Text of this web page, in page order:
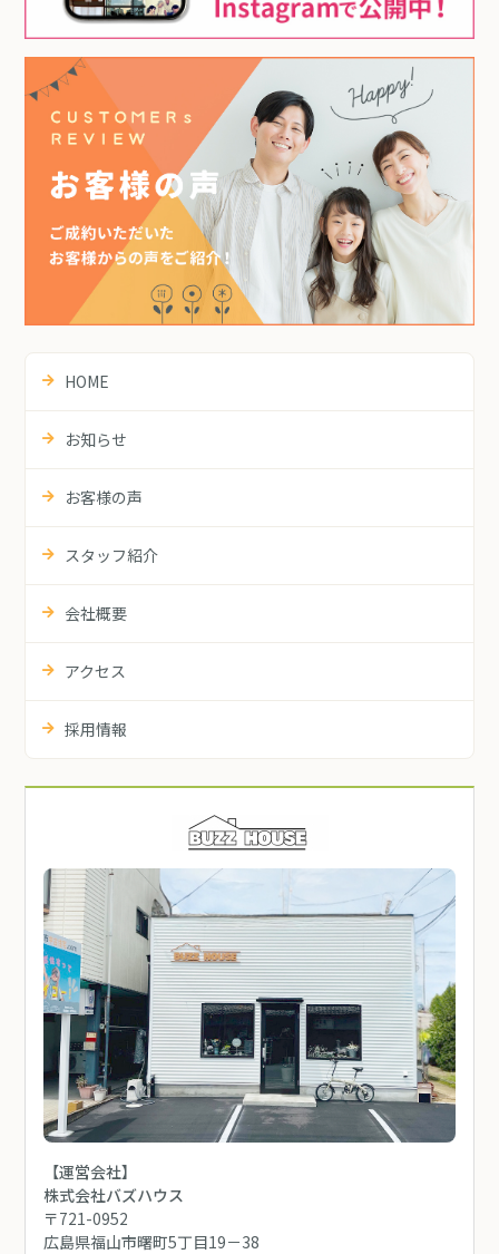
HOME
お知らせ
お客様の声
スタッフ紹介
会社概要
アクセス
採用情報
【運営会社】
株式会社バズハウス
〒721-0952
広島県福山市曙町5丁目19－38